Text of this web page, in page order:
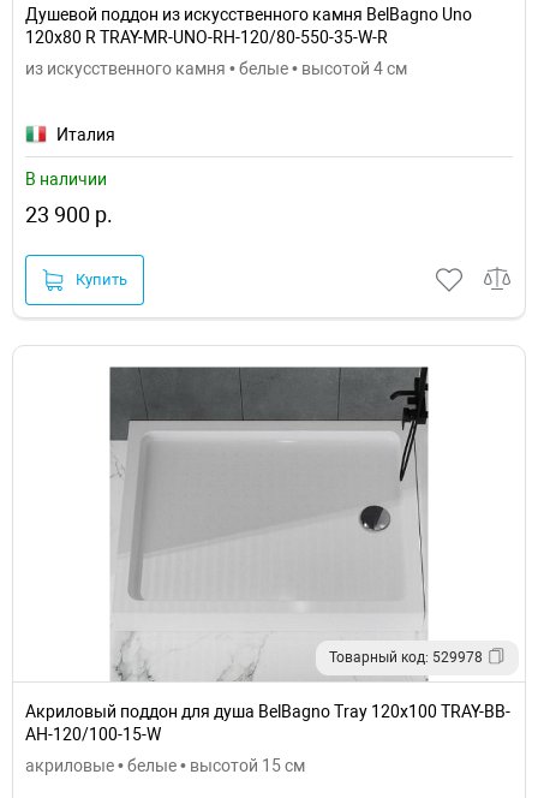
Душевой поддон из искусственного камня BelBagno Uno
120x80 R TRAY-MR-UNO-RH-120/80-550-35-W-R
из искусственного камня • белые • высотой 4 см
Италия
В наличии
23 900 р.
Купить
Товарный код: 529978
Акриловый поддон для душа BelBagno Tray 120x100 TRAY-BB-
AH-120/100-15-W
акриловые • белые • высотой 15 см